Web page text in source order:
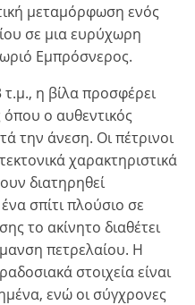
μεταμόρφωση ενός
σε μια ευρύχωρη
Εμπρόσνερος.
τ.μ., η βίλα προσφέρει
ο αυθεντικός
την άνεση. Οι πέτρινοι
χαρακτηριστικά
διατηρηθεί
σπίτι πλούσιο σε
το ακίνητο διαθέτει
πετρελαίου. Η
στοιχεία είναι
ενώ οι σύγχρονες